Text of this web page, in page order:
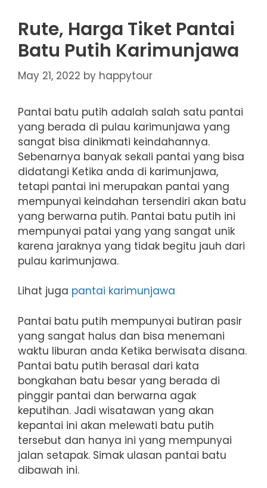
Rute, Harga Tiket Pantai
Batu Putih Karimunjawa
May 21, 2022 by happytour
Pantai batu putih adalah salah satu pantai
yang berada di pulau karimunjawa yang
sangat bisa dinikmati keindahannya.
Sebenarnya banyak sekali pantai yang bisa
didatangi Ketika anda di karimunjawa,
tetapi pantai ini merupakan pantai yang
mempunyai keindahan tersendiri akan batu
yang berwarna putih. Pantai batu putih ini
mempunyai patai yang yang sangat unik
karena jaraknya yang tidak begitu jauh dari
pulau karimunjawa.
Lihat juga pantai karimunjawa
Pantai batu putih mempunyai butiran pasir
yang sangat halus dan bisa menemani
waktu liburan anda Ketika berwisata disana.
Pantai batu putih berasal dari kata
bongkahan batu besar yang berada di
pinggir pantai dan berwarna agak
keputihan. Jadi wisatawan yang akan
kepantai ini akan melewati batu putih
tersebut dan hanya ini yang mempunyai
jalan setapak. Simak ulasan pantai batu
dibawah ini.